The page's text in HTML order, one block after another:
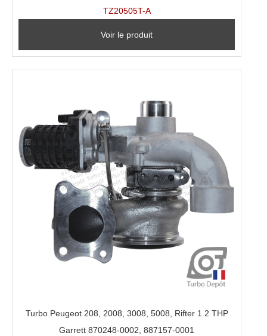
TZ20505T-A
Voir le produit
Turbo Peugeot 208, 2008, 3008, 5008, Rifter 1.2 THP
Garrett 870248-0002, 887157-0001